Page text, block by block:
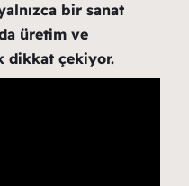
bir sanat
üretim ve
dikkat çekiyor.